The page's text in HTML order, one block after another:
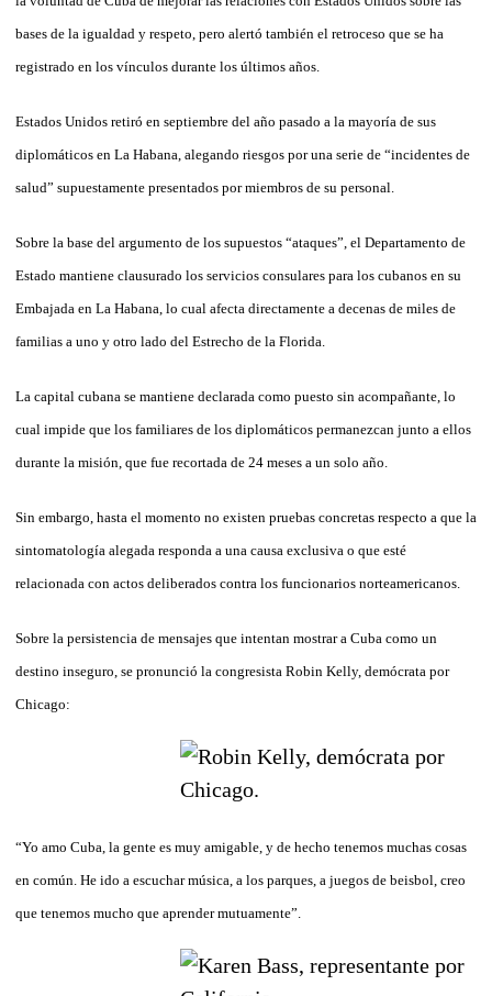
bases de la igualdad y respeto, pero alertó también el retroceso que se ha
registrado en los vínculos durante los últimos años.
Estados Unidos retiró en septiembre del año pasado a la mayoría de sus
diplomáticos en La Habana, alegando riesgos por una serie de “incidentes de
salud” supuestamente presentados por miembros de su personal.
Sobre la base del argumento de los supuestos “ataques”, el Departamento de
Estado mantiene clausurado los servicios consulares para los cubanos en su
Embajada en La Habana, lo cual afecta directamente a decenas de miles de
familias a uno y otro lado del Estrecho de la Florida.
La capital cubana se mantiene declarada como puesto sin acompañante, lo
cual impide que los familiares de los diplomáticos permanezcan junto a ellos
durante la misión, que fue recortada de 24 meses a un solo año.
Sin embargo, hasta el momento no existen pruebas concretas respecto a que la
sintomatología alegada responda a una causa exclusiva o que esté
relacionada con actos deliberados contra los funcionarios norteamericanos.
Sobre la persistencia de mensajes que intentan mostrar a Cuba como un
destino inseguro, se pronunció la congresista Robin Kelly, demócrata por
Chicago:
“Yo amo Cuba, la gente es muy amigable, y de hecho tenemos muchas cosas
en común. He ido a escuchar música, a los parques, a juegos de beisbol, creo
que tenemos mucho que aprender mutuamente”.